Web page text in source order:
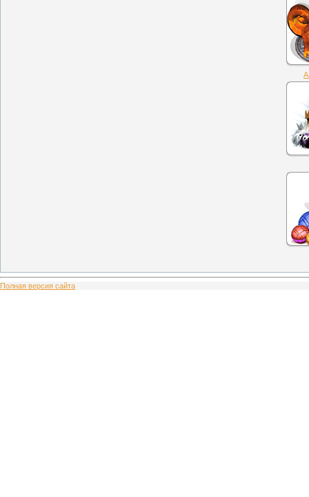
Полная версия сайта